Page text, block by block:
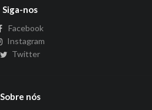
Siga-nos
Facebook
Instagram
Twitter
Sobre nós